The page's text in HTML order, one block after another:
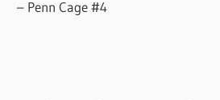
– Penn Cage #4